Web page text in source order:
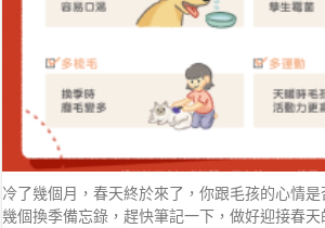
冷了幾個月，春天終於來了，你跟毛孩的心情
幾個換季備忘錄，趕快筆記一下，做好迎接春